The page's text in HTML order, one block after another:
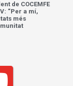
de COCEMFE
“Per a mí,
més